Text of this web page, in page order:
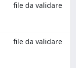
file da validare
file da validare